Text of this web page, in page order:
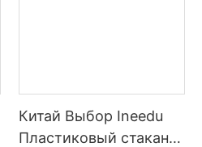
Китай Выбор Ineedu
Пластиковый стакан с